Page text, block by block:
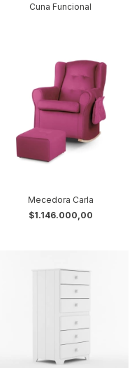
Cuna Funcional
Mecedora Carla
$1.146.000,00